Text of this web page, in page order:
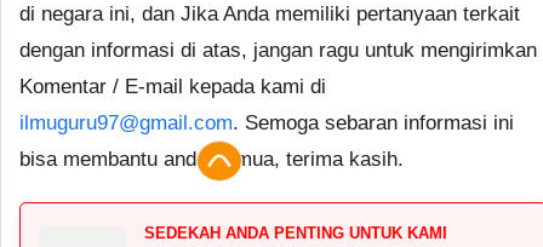
di negara ini, dan Jika Anda memiliki pertanyaan terkait
dengan informasi di atas, jangan ragu untuk mengirimkan
Komentar / E-mail kepada kami di
ilmuguru97@gmail.com. Semoga sebaran informasi ini
bisa membantu anda semua, terima kasih.
SEDEKAH ANDA PENTING UNTUK KAMI